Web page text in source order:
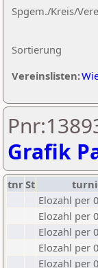
Sortierung
Spgem./Kreis/
Vereinslisten:
Grafik
tnrSt
Elozahl per
Elozahl per
Elozahl per
Elozahl per
Elozahl per